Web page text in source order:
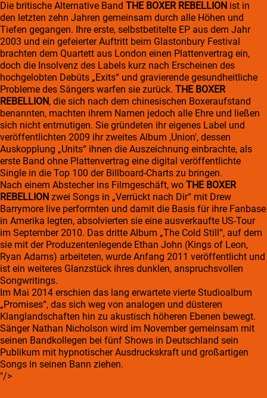
Die britische Alternative Band THE BOXER REBELLION ist in
den letzten zehn Jahren gemeinsam durch alle Höhen und
Tiefen gegangen. Ihre erste, selbstbetitelte EP aus dem Jahr
2003 und ein gefeierter Auftritt beim Glastonbury Festival
brachten dem Quartett aus London einen Plattenvertrag ein,
doch die Insolvenz des Labels kurz nach Erscheinen des
hochgelobten Debüts „Exits“ und gravierende gesundheitliche
Probleme des Sängers warfen sie zurück. THE BOXER
REBELLION, die sich nach dem chinesischen Boxeraufstand
benannten, machten ihrem Namen jedoch alle Ehre und ließen
sich nicht entmutigen. Sie gründeten ihr eigenes Label und
veröffentlichten 2009 ihr zweites Album ‚Union', dessen
Auskopplung „Units“ ihnen die Auszeichnung einbrachte, als
erste Band ohne Plattenvertrag eine digital veröffentlichte
Single in die Top 100 der Billboard-Charts zu bringen.
Nach einem Abstecher ins Filmgeschäft, wo THE BOXER
REBELLION zwei Songs in „Verrückt nach Dir“ mit Drew
Barrymore live performten und damit die Basis für ihre Fanbase
in Amerika legten, absolvierten sie eine ausverkaufte US-Tour
im September 2010. Das dritte Album „The Cold Still“, auf dem
sie mit der Produzentenlegende Ethan John (Kings of Leon,
Ryan Adams) arbeiteten, wurde Anfang 2011 veröffentlicht und
ist ein weiteres Glanzstück ihres dunklen, anspruchsvollen
Songwritings.
Im Mai 2014 erschien das lang erwartete vierte Studioalbum
„Promises“, das sich weg von analogen und düsteren
Klanglandschaften hin zu akustisch höheren Ebenen bewegt.
Sänger Nathan Nicholson wird im November gemeinsam mit
seinen Bandkollegen bei fünf Shows in Deutschland sein
Publikum mit hypnotischer Ausdruckskraft und großartigen
Songs in seinen Bann ziehen.
"/>